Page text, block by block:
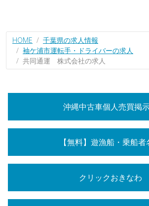
HOME
千葉県の求人情報
袖ケ浦市運転手・ドライバーの求人
共同通運 株式会社の求人
沖縄中古車個人売買掲
【無料】遊漁船・乗船者
クリックおきなわ